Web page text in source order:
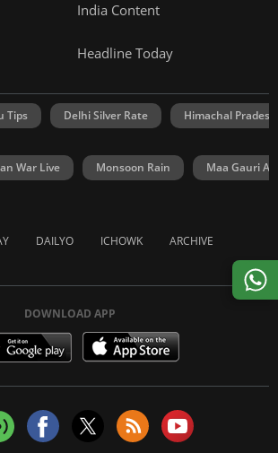
India Content
Headline Today
Tips Delhi Silver Rate Himachal
War Live Monsoon Rain Maa Gauri
DAILYO ICHOWK ARCHIVE
DOWNLOAD APP